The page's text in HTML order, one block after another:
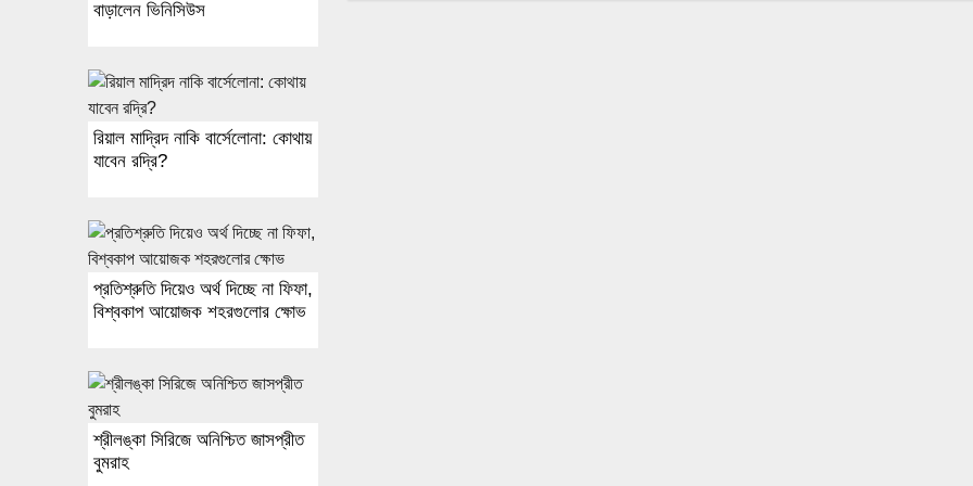
বাড়ালেন ভিনিসিউস
রিয়াল মাদ্রিদ নাকি বার্সেলোনা: কোথায়
যাবেন রদ্রি?
প্রতিশ্রুতি দিয়েও অর্থ দিচ্ছে না ফিফা,
বিশ্বকাপ আয়োজক শহরগুলোর ক্ষোভ
শ্রীলঙ্কা সিরিজে অনিশ্চিত জাসপ্রীত
বুমরাহ